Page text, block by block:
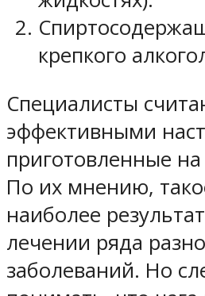
крепкого
Специалисты
эффективными
приготовленные на
По их мнению,
наиболее
лечении ряда
заболеваний. Но